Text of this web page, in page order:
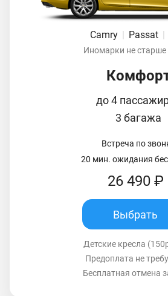
Camry Passat
Иномарки не старше
до 4
3 багажа
Встреча по
20 мин. ожидания
26 490 ₽
Выбрать
Детские кресла
Предоплата не
Бесплатная отмена